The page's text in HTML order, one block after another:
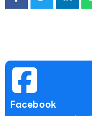
Facebook